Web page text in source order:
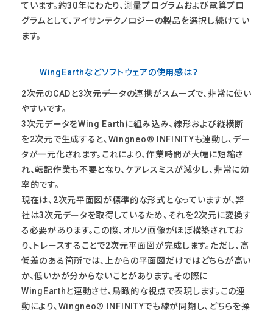
ています。約30年にわたり、測量プログラムおよび電算プロ
グラムとして、アイサンテクノロジーの製品を選択し続けてい
ます。
WingEarthなどソフトウェアの使用感は？
2次元のCADと3次元データの連携がスムーズで、非常に使い
やすいです。
3次元データをWing Earthに組み込み、線形および縦横断
を2次元で生成すると、Wingneo® INFINITYも連動し、デー
タが一元化されます。これにより、作業時間が大幅に短縮さ
れ、転記作業も不要となり、ケアレスミスが減少し、非常に効
率的です。
現在は、2次元平面図が標準的な形式となっていますが、弊
社は3次元データを取得しているため、それを2次元に変換す
る必要があります。この際、オルソ画像がほぼ構築されてお
り、トレースすることで2次元平面図が完成します。ただし、高
低差のある箇所では、上からの平面図だけではどちらが高い
か、低いかが分からないことがあります。その際に
WingEarthと連動させ、鳥瞰的な視点で表現します。この連
動により、Wingneo® INFINITYでも線が同期し、どちらを操